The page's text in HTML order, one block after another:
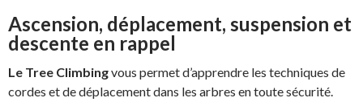
Ascension, déplacement, suspension et
descente en rappel
Le Tree Climbingvous permet d’apprendre les techniques de
cordes et de déplacement dans les arbres en toute sécurité.